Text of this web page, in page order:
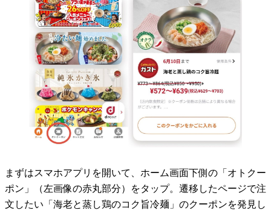
まずはスマホアプリを開いて、ホーム画面下側の「オトクー
ポン」（左画像の赤丸部分）をタップ。遷移したページで注
文したい「海老と蒸し鶏のコク旨冷麺」のクーポンを発見し